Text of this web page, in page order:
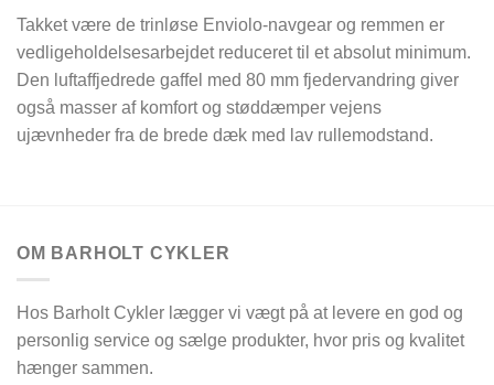
Takket være de trinløse Enviolo-navgear og remmen er
vedligeholdelsesarbejdet reduceret til et absolut minimum.
Den luftaffjedrede gaffel med 80 mm fjedervandring giver
også masser af komfort og støddæmper vejens
ujævnheder fra de brede dæk med lav rullemodstand.
OM BARHOLT CYKLER
Hos Barholt Cykler lægger vi vægt på at levere en god og
personlig service og sælge produkter, hvor pris og kvalitet
hænger sammen.